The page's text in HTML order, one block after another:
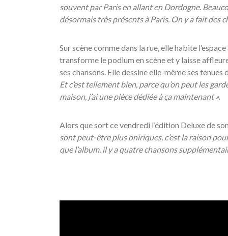
souvent par Paris en allant en Dordogne.
désormais très présents à Paris. On y a fait des
Sur scène comme dans la rue, elle habite
transforme le podium en scène et y laisse
ses chansons. Elle dessine elle-même ses tenues
Et c’est tellement bien, parce qu’on peut les
maison, j’ai une pièce dédiée à ça maintenant ».
Alors que sort ce vendredi l’édition Deluxe de
sont peut-être plus oniriques, c’est la raison
que l’album. il y a quatre chansons suppl